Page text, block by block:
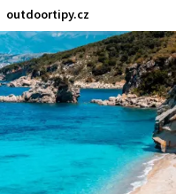
outdoortipy.cz